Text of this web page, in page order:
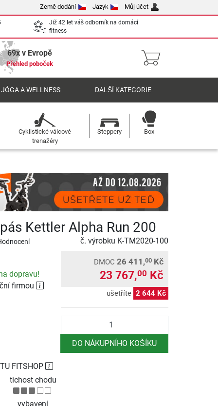
Země dodání Jazyk Můj účet
Již 42 let váš odborník na domácí
fitness
69x v Evropě
Přehled poboček
A WELLNESS DALŠÍ KATEGORIE
Cyklistické válcové
trenažéry
Steppery Box
Kettler Alpha Run 200
č. výrobku K-TM2020-100
dopravu!
firmou
DMOC 26 411,00 Kč
23 767,00 Kč
ušetříte 2 644 Kč
DO NÁKUPNÍHO KOŠÍKU
FITSHOP
tichost chodu
vybavení